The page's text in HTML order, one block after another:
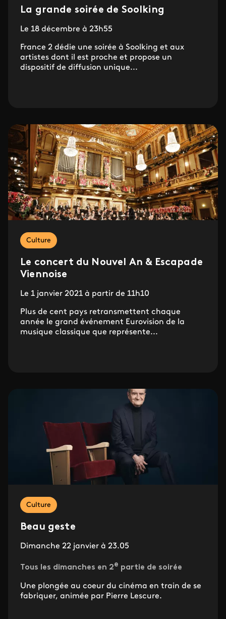
La grande soirée de Soolking
Le 18 décembre à 23h55
France 2 dédie une soirée à Soolking et aux
artistes dont il est proche et propose un
dispositif de diffusion unique...
Culture
Le concert du Nouvel An & Escapade
Viennoise
Le 1 janvier 2021 à partir de 11h10
Plus de cent pays retransmettent chaque
année le grand événement Eurovision de la
musique classique que représente...
Culture
Beau geste
Dimanche 22 janvier à 23.05
Tous les dimanches en 2e partie de soirée
Une plongée au coeur du cinéma en train de se
fabriquer, animée par Pierre Lescure.